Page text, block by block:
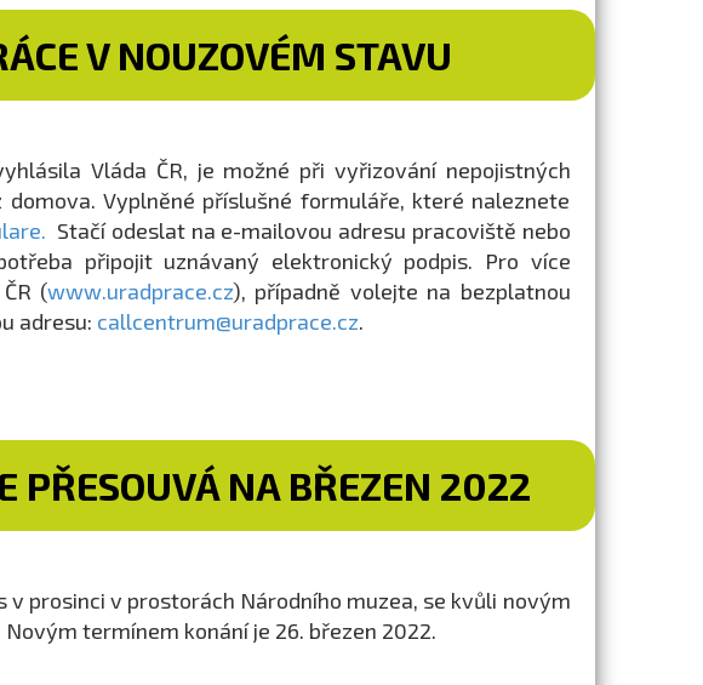
V NOUZOVÉM STAVU
Vláda ČR, je možné při vyřizování nepojistných
Vyplněné příslušné formuláře, které naleznete
Stačí odeslat na e-mailovou adresu pracoviště nebo
připojit uznávaný elektronický podpis. Pro více
(www.uradprace.cz), případně volejte na bezplatnou
adresu: callcentrum@uradprace.cz.
PŘESOUVÁ NA BŘEZEN 2022
prosinci v prostorách Národního muzea, se kvůli novým
termínem konání je 26. březen 2022.